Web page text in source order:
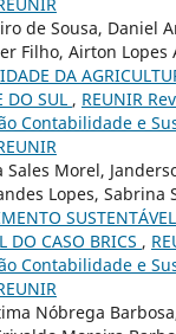
de Sousa, Daniel
Filho, Airton Lopes
DA
DO SUL , REUNIR
Contabilidade e
Sales Morel,
Lopes, Sabrina
DO CASO BRICS ,
Contabilidade e
Nóbrega